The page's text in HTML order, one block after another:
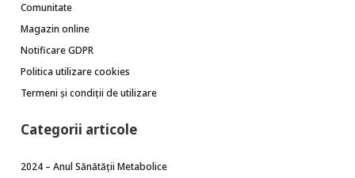
Comunitate
Magazin online
Notificare GDPR
Politica utilizare cookies
Termeni și condiții de utilizare
Categorii articole
2024 – Anul Sănătății Metabolice